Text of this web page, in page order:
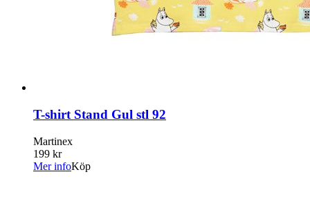
T-shirt Stand Gul stl 92
Martinex
199 kr
Mer infoKöp